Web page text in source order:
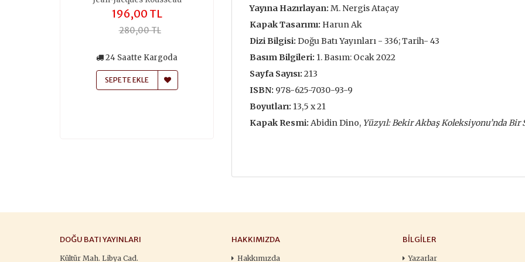
196,00 TL
280,00 TL
24 Saatte Kargoda
SEPETE EKLE
259,00 TL
370,00 TL
24 Saatte Kargoda
SEPETE EKLE
196,00 TL
24 Saatte Kargoda
Yayına Hazırlayan: M. Nergis Ataçay
Kapak Tasarımı: Harun Ak
Dizi Bilgisi: Doğu Batı Yayınları - 336; Tarih- 43
Basım Bilgileri: 1. Basım: Ocak 2022
Sayfa Sayısı: 213
ISBN: 978-625-7030-93-9
Boyutları: 13,5 x 21
Kapak Resmi: Abidin Dino, Yüzyıl: Bekir Akbaş Koleksiyonu’nda Bir
DOĞU BATI YAYINLARI
Kültür Mah. Libya Cad.
HAKKIMIZDA
Hakkımızda
BILGILER
Yazarlar